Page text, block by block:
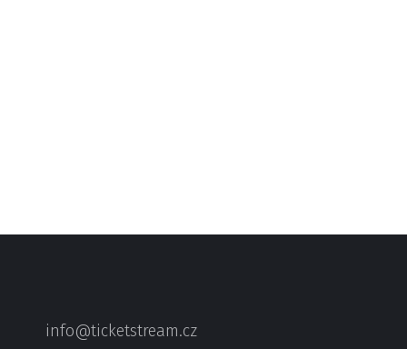
info@ticketstream.cz